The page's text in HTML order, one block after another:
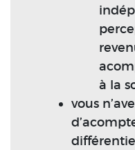
à la
vous